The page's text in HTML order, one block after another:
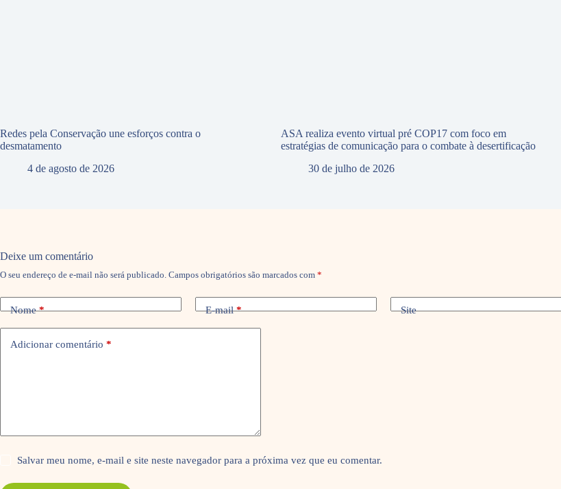
Redes pela Conservação une esforços contra o
desmatamento
4 de agosto de 2026
ASA realiza evento virtual pré COP17 com foco em
estratégias de comunicação para o combate à desertificação
30 de julho de 2026
Deixe um comentário
O seu endereço de e-mail não será publicado. Campos obrigatórios são marcados com *
Nome* E-mail* Site
Adicionar comentário *
Salvar meu nome, e-mail e site neste navegador para a próxima vez que eu comentar.